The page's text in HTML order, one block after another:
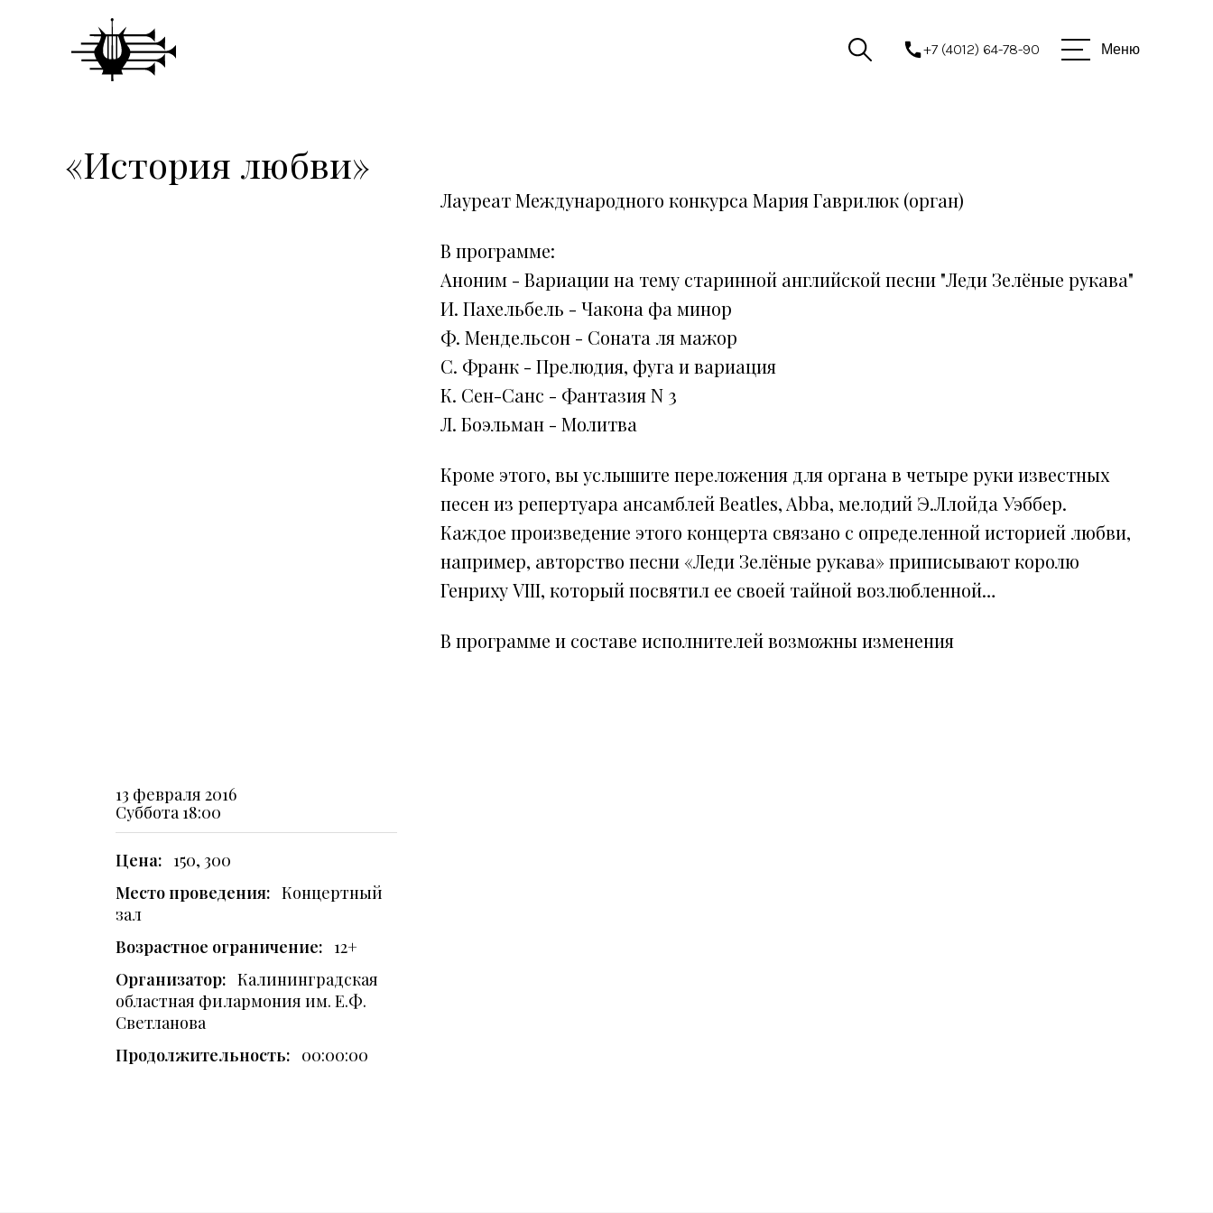
+7 (4012) 64-78-90 Меню
«История любви»
Лауреат Международного конкурса Мария Гаврилюк (орган)
В программе:
Аноним - Вариации на тему старинной английской песни "Леди Зелёные рукава"
И. Пахельбель - Чакона фа минор
Ф. Мендельсон - Соната ля мажор
С. Франк - Прелюдия, фуга и вариация
К. Сен-Санс - Фантазия N 3
Л. Боэльман - Молитва
Кроме этого, вы услышите переложения для органа в четыре руки известных
песен из репертуара ансамблей Beatles, Abba, мелодий Э.Ллойда Уэббер.
Каждое произведение этого концерта связано с определенной историей любви,
например, авторство песни «Леди Зелёные рукава» приписывают королю
Генриху VIII, который посвятил ее своей тайной возлюбленной…
В программе и составе исполнителей возможны изменения
13 февраля 2016
Суббота 18:00
Цена: 150, 300
Место проведения: Концертный
зал
Возрастное ограничение: 12+
Организатор: Калининградская
областная филармония им. Е.Ф.
Светланова
Продолжительность: 00:00:00